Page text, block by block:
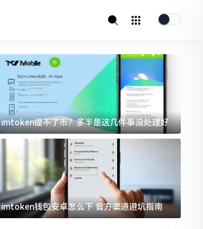
imtoken提不了币？多半是这几件事没处理好
imtoken钱包安卓怎么下 官方渠道避坑指南